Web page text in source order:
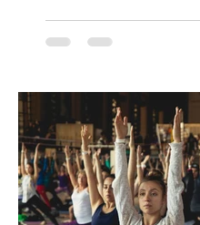
Después de agotar
paso por Santiago en
retorna al Teatro Estudio
funciones, el 14 y 15 de
para que nadie se quede
nuevo). Llegan con la confianza de quien
ha hecho sold-out en